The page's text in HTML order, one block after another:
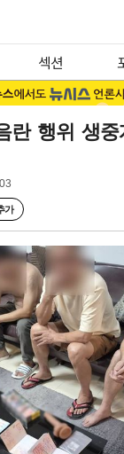
섹션
란 행위 생
가